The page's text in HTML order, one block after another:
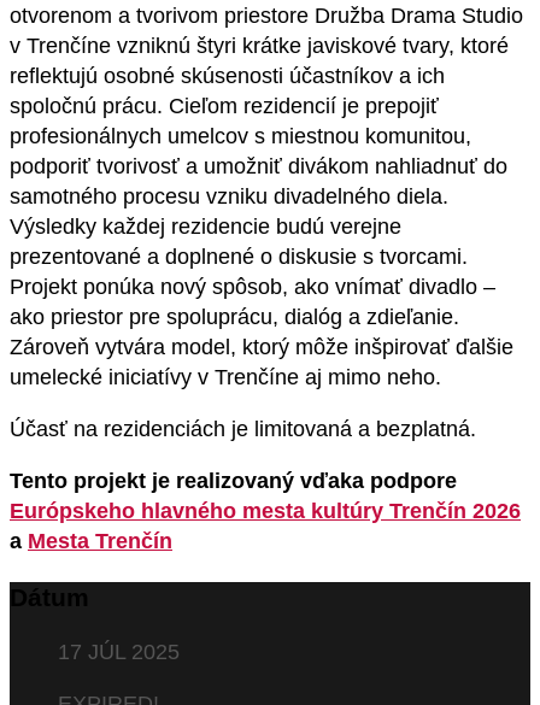
otvorenom a tvorivom priestore Družba Drama Studio
v Trenčíne vzniknú štyri krátke javiskové tvary, ktoré
reflektujú osobné skúsenosti účastníkov a ich
spoločnú prácu. Cieľom rezidencií je prepojiť
profesionálnych umelcov s miestnou komunitou,
podporiť tvorivosť a umožniť divákom nahliadnuť do
samotného procesu vzniku divadelného diela.
Výsledky každej rezidencie budú verejne
prezentované a doplnené o diskusie s tvorcami.
Projekt ponúka nový spôsob, ako vnímať divadlo –
ako priestor pre spoluprácu, dialóg a zdieľanie.
Zároveň vytvára model, ktorý môže inšpirovať ďalšie
umelecké iniciatívy v Trenčíne aj mimo neho.
Účasť na rezidenciách je limitovaná a bezplatná.
Tento projekt je realizovaný vďaka podpore
Európskeho hlavného mesta kultúry Trenčín 2026
a Mesta Trenčín
Dátum
17 JÚL 2025